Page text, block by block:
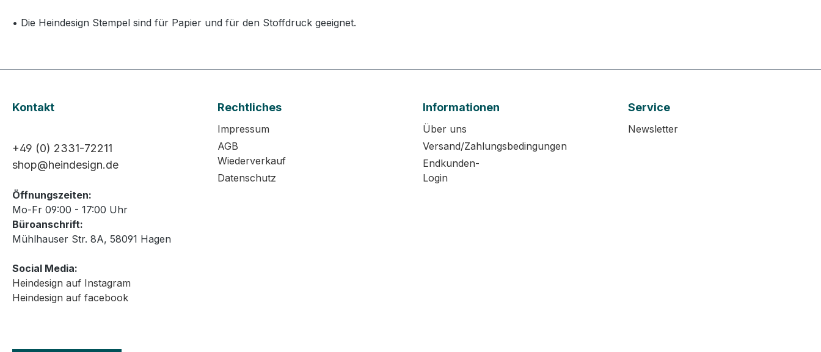
• Die Heindesign Stempel sind für Papier und für den Stoffdruck geeignet.
Kontakt
+49 (0) 2331-72211
shop@heindesign.de
Öffnungszeiten:
Mo-Fr 09:00 - 17:00 Uhr
Büroanschrift:
Mühlhauser Str. 8A, 58091 Hagen
Social Media:
Heindesign auf Instagram
Heindesign auf facebook
Rechtliches
Impressum
AGB
Wiederverkauf
Datenschutz
Informationen
Über uns
Versand/Zahlungsbedingungen
Endkunden-
Login
Service
Newsletter